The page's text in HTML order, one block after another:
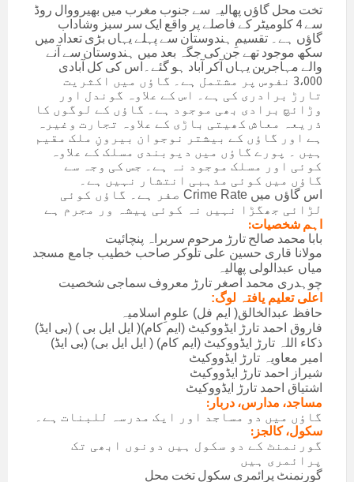
تخت محل گاؤں پھالیہ سے جنوب مغرب میں بھیرووال روڈ
سے 4 کلومیٹر کے فاصلے پر واقع ایک سر سبز وشاداب
گاؤں ہے۔ تقسیمِ ہندوستان سے پہلے یہاں بڑی تعداد میں
سکھ موجود تھے جن کی جگہ بعد میں ہندوستان سے آنے
والے مہاجرین یہاں آکر آباد ہو گئے۔اس کی کل آبادی
3،000 نفوس پر مشتمل ہے۔ گاؤں میں اکثریت
تارڑ برادری کی ہے۔ اس کے علاوہ گوندل اور
وڑائچ برادی بھی موجود ہے۔ گاؤں کے لوگوں کا
ذریعہ معاش کھیتی باڑی کے علاوہ تجارت وغیرہ
ہے اور گاؤں کے بیشتر نوجوان بیرونِ ملک مقیم
ہیں ۔ پورے گاؤں میں دیوبندی مسلک کے علاوہ
کوئی اور مسلک موجود نہ ہے۔ جس کی وجہ سے
گاؤں میں کوئی مذہبی انتشار نہیں ہے۔
اس گاؤں میں Crime Rate صفر ہے۔
گاؤں کوئی
لڑائی جھگڑا نہیں نہ کوئی پیشہ ور مجرم ہے
اہم شخصیات:
بابا محمد صالح تارڑ مرحوم سربراہ پنچائیت
مولانا قاری حسین علی تلوکر صاحب خطیب جامع مسجد
میاں عبدالولی پھالیہ
چوہدری محمد اصغر تارڑ معروف سماجی شخصیت
اعلى تعلیم یافتہ لوگ:
حافظ عبدالخالق( ایم فل) علومِ اسلامیہ
فاروق احمد تارڑ ایڈووکیٹ (ایم کام)( ایل ایل بی ) (بی ایڈ)
ذکاء اللہ تارڑ ایڈووکیٹ (ایم کام) ( ایل ایل بی) (بی ایڈ)
امیر معاویہ تارڑ ایڈووکیٹ
شیراز احمد تارڑ ایڈووکیٹ
اشتیاق احمد تارڑ ایڈووکیٹ
مساجد، مدارس، دربار:
گاؤں میں دو مساجد اور ایک مدرسہ للبنات ہے۔
سکول، کالجز:
گورنمنٹ کے دو سکول ہیں دونوں ابھی تک
پرائمری ہیں
گورنمنٹ پرائمری سکول تخت محل